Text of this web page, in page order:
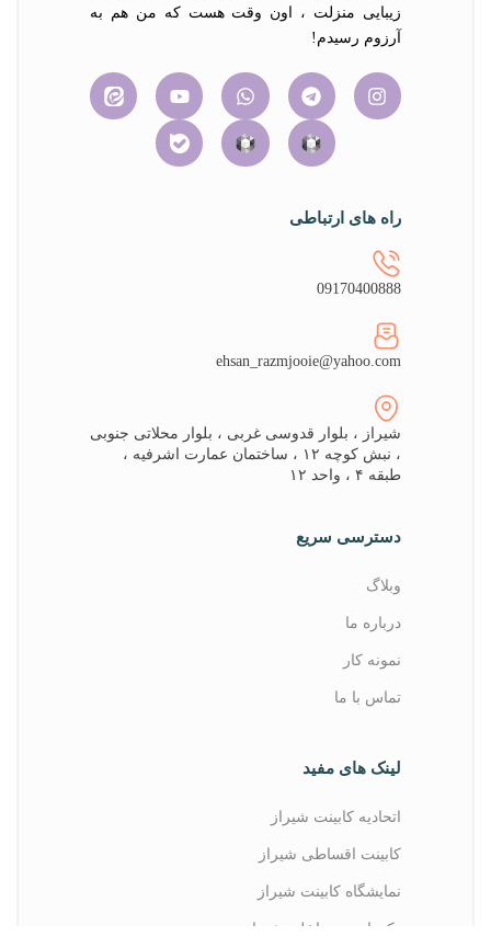
زیبایی منزلت ، اون وقت هست که من هم به
آرزوم رسیدم!
راه های ارتباطی
09170400888
ehsan_razmjooie@yahoo.com
شیراز ، بلوار قدوسی غربی ، بلوار محلاتی جنوبی
، نبش کوچه ۱۲ ، ساختمان عمارت اشرفیه ،
طبقه ۴ ، واحد ۱۲
دسترسی سریع
وبلاگ
درباره ما
نمونه کار
تماس با ما
لینک های مفید
اتحادیه کابینت شیراز
کابینت اقساطی شیراز
نمایشگاه کابینت شیراز
دکوراسیون داخلی شیراز